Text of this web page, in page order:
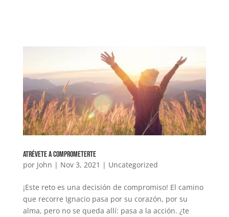
Atrévete a comprometerte
por John | Nov 3, 2021 | Uncategorized
¡Este reto es una decisión de compromiso! El camino
que recorre Ignacio pasa por su corazón, por su
alma, pero no se queda allí: pasa a la acción. ¿te